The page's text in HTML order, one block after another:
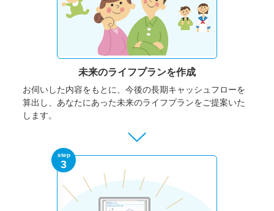
未来のライフプランを作成
お伺いした内容をもとに、今後の長期キャッシュフローを
算出し、あなたにあった未来のライフプランをご提案いた
します。
step
3